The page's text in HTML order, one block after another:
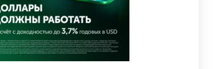
Казахстане продолжают
расти цены на баранину и
конину
2634 5
5
⚠️ Доброе утро, друзья!